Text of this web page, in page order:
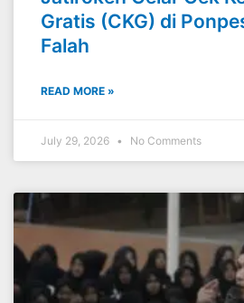
Gratis (CKG) di
Falah
READ MORE »
July 29, 2026 No Comments